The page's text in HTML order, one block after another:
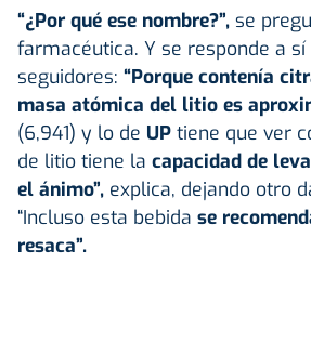
“¿Por qué ese nombre?”, se
farmacéutica. Y se responde a
seguidores: “Porque contenía
masa atómica del litio es
(6,941) y lo de UP tiene que ver
de litio tiene la capacidad de
el ánimo”, explica, dejando otro
“Incluso esta bebida se
resaca”.